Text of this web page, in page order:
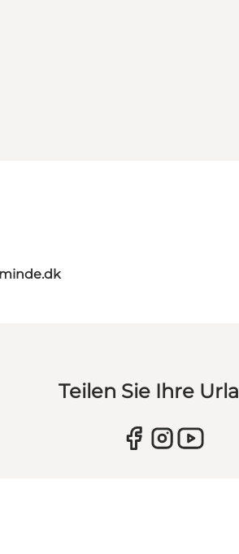
Teilen Sie Ihre